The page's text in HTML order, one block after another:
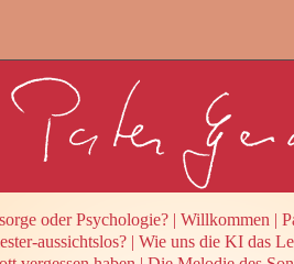
oder Psychologie? | Willkommen |
aussichtslos? | Wie uns die KI das